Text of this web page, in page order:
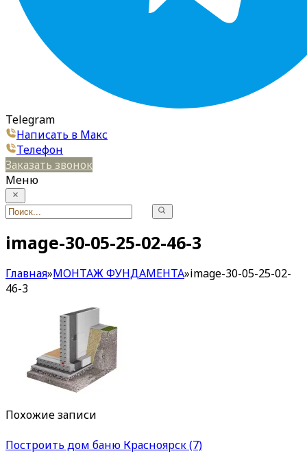
Telegram
Написать в Макс
Телефон
Заказать звонок
Меню
image-30-05-25-02-46-3
Главная»МОНТАЖ ФУНДАМЕНТА»image-30-05-25-02-
46-3
Похожие записи
Построить дом баню Красноярск (7)